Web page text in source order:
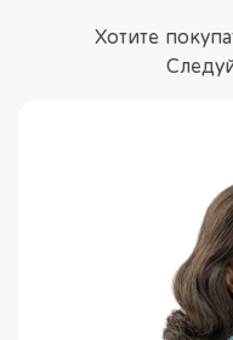
Хотите